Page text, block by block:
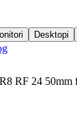
Desktopi
RF 24